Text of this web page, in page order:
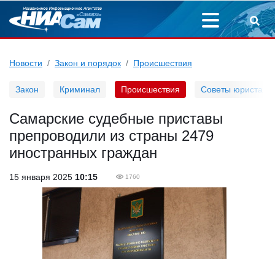
Новости Закон и порядок Происшествия
Закон Криминал Происшествия Советы юриста
Самарские судебные приставы
препроводили из страны 2479
иностранных граждан
15 января 2025 10:15 1760